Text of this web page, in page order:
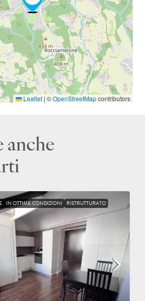
Leaflet | ©OpenStreetMapcontributors
anche
IN OTTIME CONDIZIONI RISTRUTTURATO